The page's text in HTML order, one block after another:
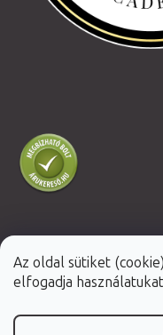
Az oldal sütiket
elfogadja